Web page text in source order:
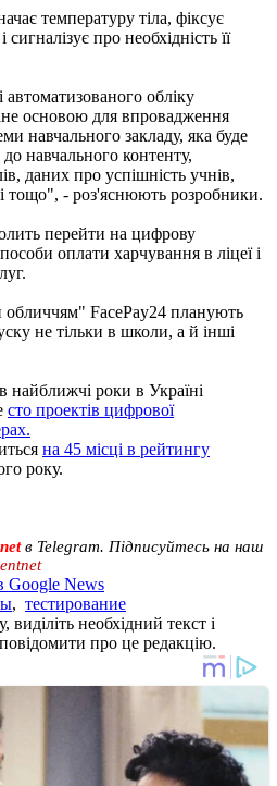
температуру тіла, фіксує
сигналізує про необхідність її
обліку
основою для впровадження
навчального закладу, яка буде
навчального контенту,
даних про успішність учнів,
тощо", - роз'яснюють розробники.
перейти на цифрову
оплати харчування в ліцеї і
обличчям" FacePay24 планують
не тільки в школи, а й інші
найближчі роки в Україні
сто проектів цифрової
на 45 місці в рейтингу
року.
в Telegram. Підписуйтесь на наш
Google News
, тестирование
необхідний текст і
про це редакцію.